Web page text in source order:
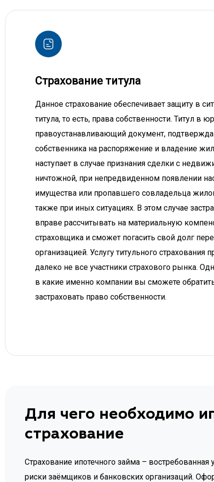
Страхование титула
Данное страхование обеспечивает защиту в
титула, то есть, права собственности. Титул в
правоустанавливающий документ,
собственника на распоряжение и владение
наступает в случае признания сделки с
ничтожной, при непредвиденном появлении
имущества или пропавшего совладельца
также при иных ситуациях. В этом случае
вправе рассчитывать на материальную
страховщика и сможет погасить свой долг
организацией. Услугу титульного страхования
далеко не все участники страхового рынка.
в какие именно компании вы сможете
застраховать право собственности.
Для чего необходимо
страхование
Страхование ипотечного займа – востребованная
риски заёмщиков и банковских организаций.